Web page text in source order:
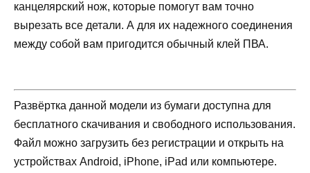
канцелярский нож, которые помогут вам точно
вырезать все детали. А для их надежного соединения
между собой вам пригодится обычный клей ПВА.
Развёртка данной модели из бумаги доступна для
бесплатного скачивания и свободного использования.
Файл можно загрузить без регистрации и открыть на
устройствах Android, iPhone, iPad или компьютере.